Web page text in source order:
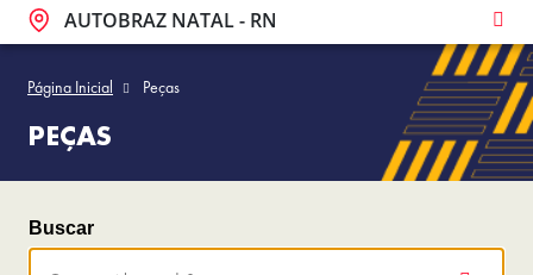
AUTOBRAZ NATAL - RN
Página Inicial Peças
PEÇAS